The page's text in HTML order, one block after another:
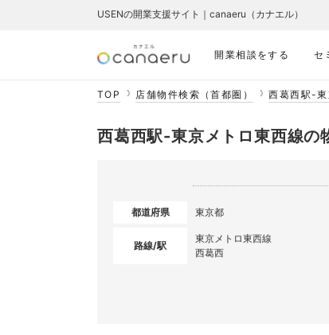
開業相談をする セ
USENの開業支援サイト｜canaeru（カナエル）
TOP 店舗物件検索（首都圏） 西葛西駅-東
西葛西駅-東京メトロ東西線の
都道府県 東京都
路線/駅
東京メトロ東西線
西葛西